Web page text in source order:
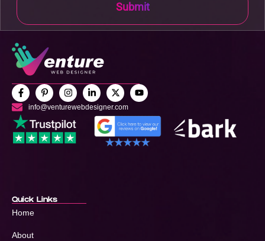
Submit
info@venturewebdesigner.com
Quick Links
Home
About